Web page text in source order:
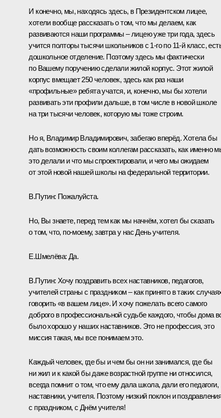
И конечно, мы, находясь здесь, в Президентском лицее,
хотели вообще рассказать о том, что мы делаем, как
развиваются наши программы – лицею уже три года, здесь
учится полторы тысячи школьников с 1-го по 11-й класс,
дошкольное отделение. Поэтому здесь мы фактически
по Вашему поручению сделали жилой корпус. Этот жилой
корпус вмещает 250 человек, здесь как раз наши
«профильные» ребята учатся, и, конечно, мы бы хотели
развивать эти профили дальше, в том числе в новой школе
на три тысячи человек, которую мы тоже строим.
Но я, Владимир Владимирович, забегаю вперёд. Хотела бы
дать возможность своим коллегам рассказать, как именно
это делали и что мы спроектировали, и чего мы ожидаем
от этой новой нашей школы на федеральной территории.
В.Путин: Пожалуйста.
Но, Вы знаете, перед тем как мы начнём, хотел бы сказать
о том, что, по-моему, завтра у нас День учителя.
Е.Шмелёва: Да.
В.Путин: Хочу поздравить всех наставников, педагогов,
учителей страны с праздником – как принято в таких
говорить «в вашем лице». И хочу пожелать всего самого
доброго в профессиональной судьбе каждого, чтобы дома
было хорошо у наших наставников. Это не профессия, это
миссия такая, мы все понимаем это.
Каждый человек, где бы и чем бы он ни занимался, где бы
ни жил и к какой бы даже возрастной группе ни относился,
всегда помнит о том, что ему дала школа, дали его педагоги,
наставники, учителя. Поэтому низкий поклон и
с праздником, с Днём учителя!